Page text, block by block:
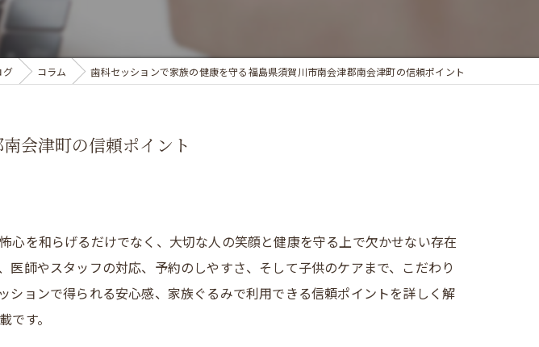
グ コラム 歯科セッションで家族の健康を守る福島県須賀川市南会津郡南会津町の信頼ポイント
会津町の信頼ポイント
を和らげるだけでなく、大切な人の笑顔と健康を守る上で欠かせない存在
師やスタッフの対応、予約のしやすさ、そして子供のケアまで、こだわり
ョンで得られる安心感、家族ぐるみで利用できる信頼ポイントを詳しく解
す。